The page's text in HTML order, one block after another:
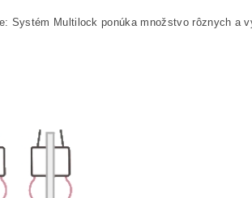
Systém Multilock ponúka množstvo rôznych a